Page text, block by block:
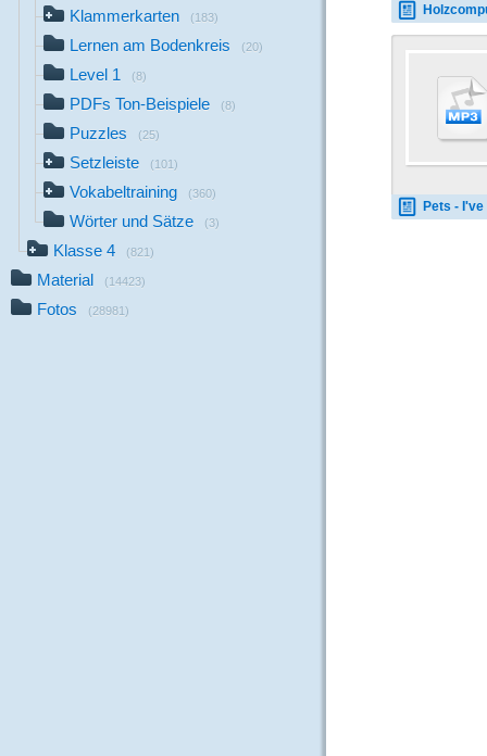
Klammerkarten (183)
Lernen am Bodenkreis (20)
Level 1 (8)
PDFs Ton-Beispiele (8)
Puzzles (25)
Setzleiste (101)
Vokabeltraining (360)
Wörter und Sätze (3)
Klasse 4 (821)
Material (14423)
Fotos (28981)
Pets - I've got